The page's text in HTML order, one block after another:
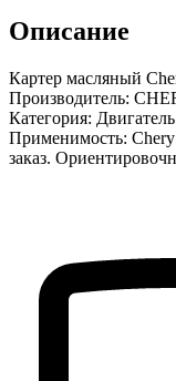
Описание
Картер масляный
Производитель:
Категория:
Применимость:
заказ.